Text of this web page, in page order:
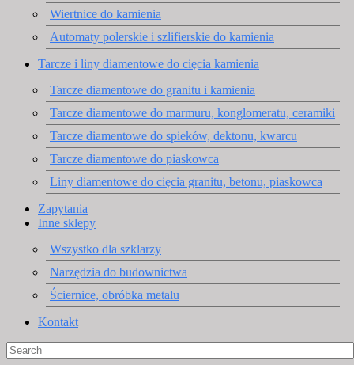
Wiertnice do kamienia
Automaty polerskie i szlifierskie do kamienia
Tarcze i liny diamentowe do cięcia kamienia
Tarcze diamentowe do granitu i kamienia
Tarcze diamentowe do marmuru, konglomeratu, ceramiki
Tarcze diamentowe do spieków, dektonu, kwarcu
Tarcze diamentowe do piaskowca
Liny diamentowe do cięcia granitu, betonu, piaskowca
Zapytania
Inne sklepy
Wszystko dla szklarzy
Narzędzia do budownictwa
Ściernice, obróbka metalu
Kontakt